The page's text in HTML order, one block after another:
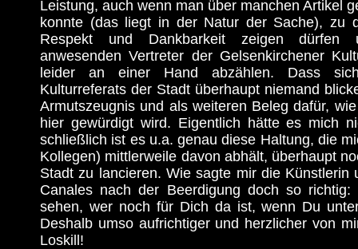
Leistung, auch wenn man über manchen Artikel
konnte (das liegt in der Natur der Sache), zu
Respekt und Dankbarkeit zeigen dürfen
anwesenden Vertreter der Gelsenkirchener
leider an einer Hand abzählen. Dass
Kulturreferats der Stadt überhaupt niemand
Armutszeugnis und als weiteren Beleg dafür,
hier gewürdigt wird. Eigentlich hätte es mich
schließlich ist es u.a. genau diese Haltung, die
Kollegen) mittlerweile davon abhält, überhaupt
Stadt zu lancieren. Wie sagte mir die Künstlerin
Canales nach der Beerdigung doch so
sehen, wer noch für Dich da ist, wenn Du
Deshalb umso aufrichtiger und herzlicher von
Loskill!